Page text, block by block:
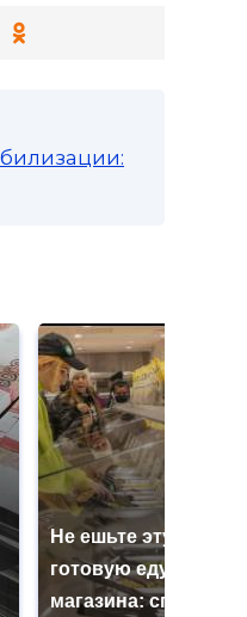
Не ешьте эту
готовую еду из
магазина: список